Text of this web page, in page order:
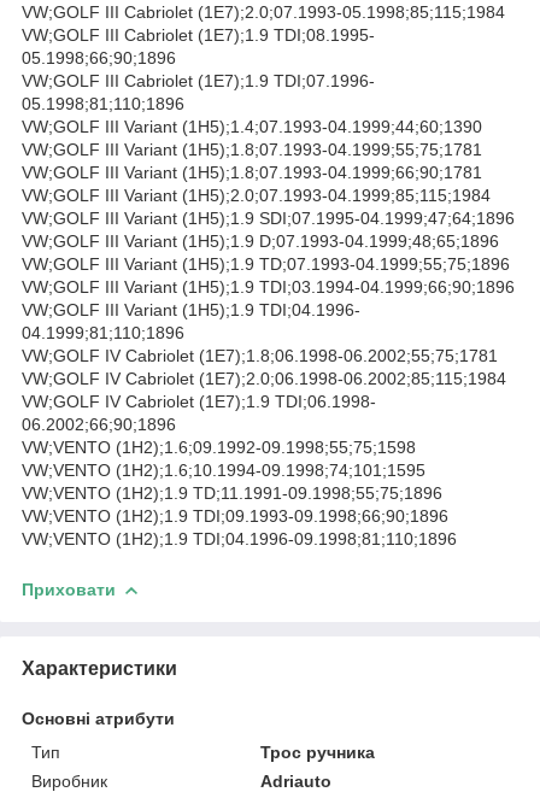
VW;GOLF III Cabriolet (1E7);2.0;07.1993-05.1998;85;115;1984
VW;GOLF III Cabriolet (1E7);1.9 TDI;08.1995-
05.1998;66;90;1896
VW;GOLF III Cabriolet (1E7);1.9 TDI;07.1996-
05.1998;81;110;1896
VW;GOLF III Variant (1H5);1.4;07.1993-04.1999;44;60;1390
VW;GOLF III Variant (1H5);1.8;07.1993-04.1999;55;75;1781
VW;GOLF III Variant (1H5);1.8;07.1993-04.1999;66;90;1781
VW;GOLF III Variant (1H5);2.0;07.1993-04.1999;85;115;1984
VW;GOLF III Variant (1H5);1.9 SDI;07.1995-04.1999;47;64;1896
VW;GOLF III Variant (1H5);1.9 D;07.1993-04.1999;48;65;1896
VW;GOLF III Variant (1H5);1.9 TD;07.1993-04.1999;55;75;1896
VW;GOLF III Variant (1H5);1.9 TDI;03.1994-04.1999;66;90;1896
VW;GOLF III Variant (1H5);1.9 TDI;04.1996-
04.1999;81;110;1896
VW;GOLF IV Cabriolet (1E7);1.8;06.1998-06.2002;55;75;1781
VW;GOLF IV Cabriolet (1E7);2.0;06.1998-06.2002;85;115;1984
VW;GOLF IV Cabriolet (1E7);1.9 TDI;06.1998-
06.2002;66;90;1896
VW;VENTO (1H2);1.6;09.1992-09.1998;55;75;1598
VW;VENTO (1H2);1.6;10.1994-09.1998;74;101;1595
VW;VENTO (1H2);1.9 TD;11.1991-09.1998;55;75;1896
VW;VENTO (1H2);1.9 TDI;09.1993-09.1998;66;90;1896
VW;VENTO (1H2);1.9 TDI;04.1996-09.1998;81;110;1896
Приховати
Характеристики
Основні атрибути
Тип
Трос ручника
Виробник
Adriauto